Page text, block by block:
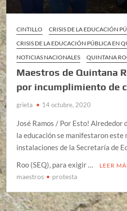
CINTILLO
CRISIS DE LA EDUCACIÓN
CRISIS DE LA EDUCACIÓN PÚBLICA EN
NOTICIAS NACIONALES
QUINTANA
Maestros de Quintana
por incumplimiento de
grieta 14 octubre, 2020
José Ramos / Por Esto! Alrededor
la educación se manifestaron este
instalaciones de la Secretaría de
Roo (SEQ), para exigir …
LEER
maestros protesta